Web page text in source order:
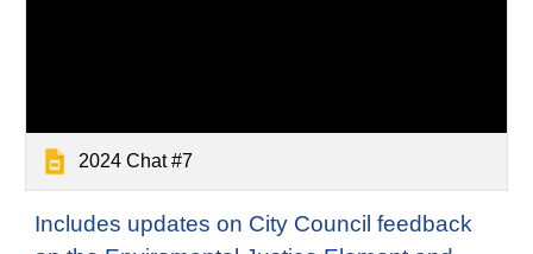
2024 Chat #7
Includes updates on City Council feedback